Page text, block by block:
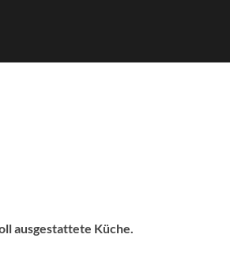
ausgestattete Küche.